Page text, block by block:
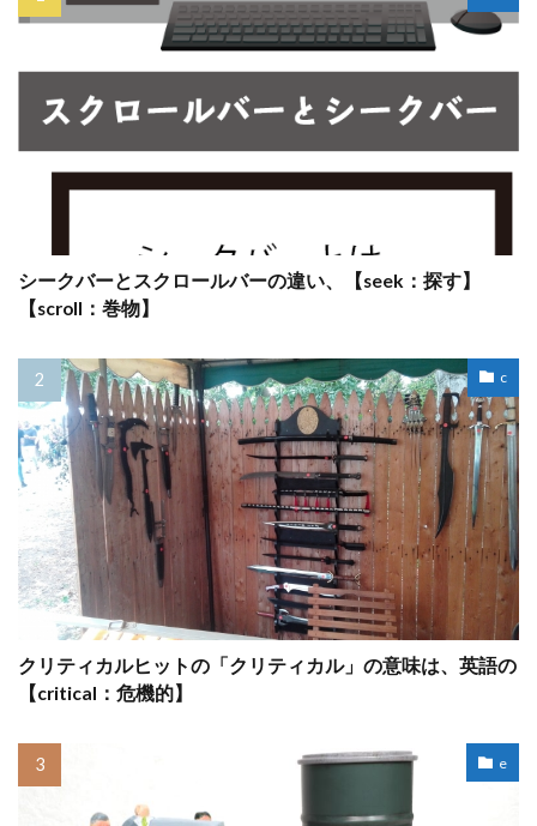
シークバーとスクロールバーの違い、【seek：探す】
【scroll：巻物】
c
クリティカルヒットの「クリティカル」の意味は、英語の
【critical：危機的】
e